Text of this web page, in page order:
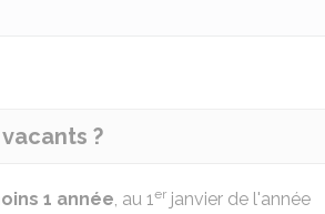
?
1 année, au 1er janvier de l'année